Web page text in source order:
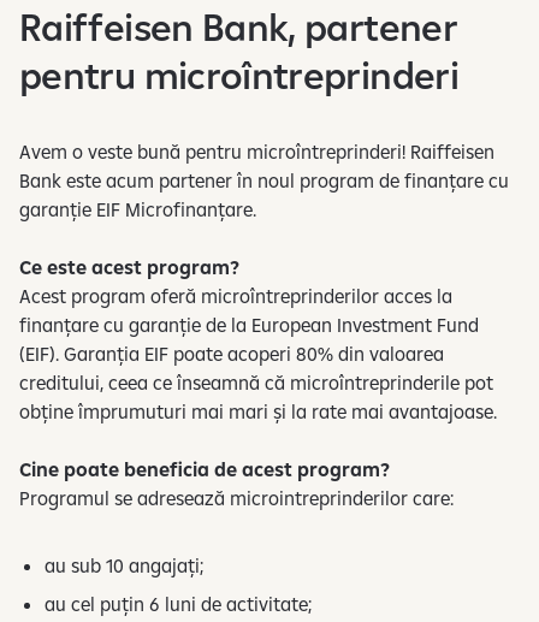
Raiffeisen Bank, partener
pentru microîntreprinderi
Avem o veste bună pentru microîntreprinderi! Raiffeisen
Bank este acum partener în noul program de finanțare cu
garanție EIF Microfinanțare.​
Ce este acest program?​
Acest program oferă microîntreprinderilor acces la
finanțare cu garanție de la European Investment Fund
(EIF). Garanția EIF poate acoperi 80% din valoarea
creditului, ceea ce înseamnă că microîntreprinderile pot
obține împrumuturi mai mari și la rate mai avantajoase.​
Cine poate beneficia de acest program?​
Programul se adresează microintreprinderilor care:​
au sub 10 angajați;​
au cel puțin 6 luni de activitate;​